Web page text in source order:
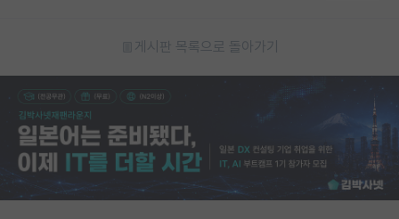
게시판 목록으로 돌아가기